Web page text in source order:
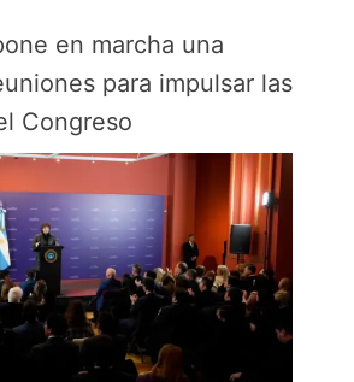
en marcha una
para impulsar las
Congreso